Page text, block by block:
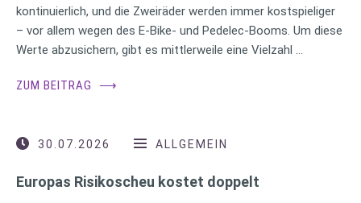
kontinuierlich, und die Zweiräder werden immer kostspieliger
– vor allem wegen des E-Bike- und Pedelec-Booms. Um diese
Werte abzusichern, gibt es mittlerweile eine Vielzahl …
ZUM BEITRAG ⟶
30.07.2026 ALLGEMEIN
Europas Risikoscheu kostet doppelt